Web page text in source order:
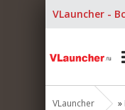
VLauncher -
VLauncher »